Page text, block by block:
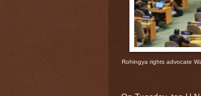
Rohingya rights advocate